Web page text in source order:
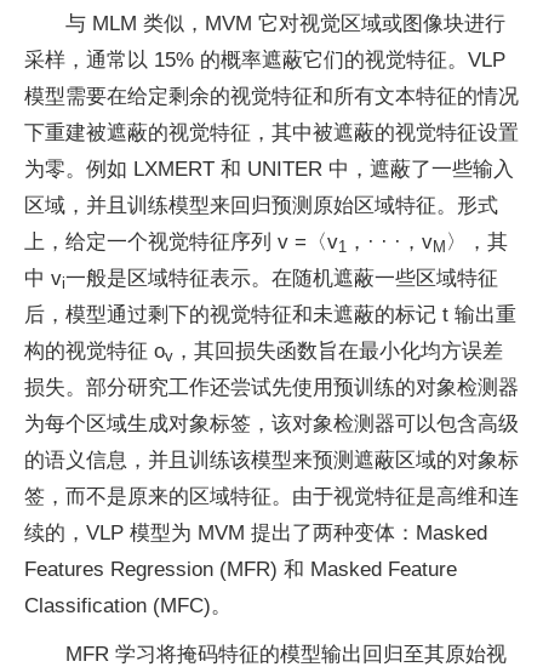
与 MLM 类似，MVM 它对视觉区域或图像块进行
采样，通常以 15% 的概率遮蔽它们的视觉特征。VLP
模型需要在给定剩余的视觉特征和所有文本特征的情况
下重建被遮蔽的视觉特征，其中被遮蔽的视觉特征设置
为零。例如 LXMERT 和 UNITER 中，遮蔽了一些输入
区域，并且训练模型来回归预测原始区域特征。形式
上，给定一个视觉特征序列 v =〈v1 ，· · ·，vM 〉，其
中 vi一般是区域特征表示。在随机遮蔽一些区域特征
后，模型通过剩下的视觉特征和未遮蔽的标记 t 输出重
构的视觉特征 ov ，其回损失函数旨在最小化均方误差
损失。部分研究工作还尝试先使用预训练的对象检测器
为每个区域生成对象标签，该对象检测器可以包含高级
的语义信息，并且训练该模型来预测遮蔽区域的对象标
签，而不是原来的区域特征。由于视觉特征是高维和连
续的，VLP 模型为 MVM 提出了两种变体：Masked
Features Regression (MFR) 和 Masked Feature
Classification (MFC)。
MFR 学习将掩码特征的模型输出回归至其原始视